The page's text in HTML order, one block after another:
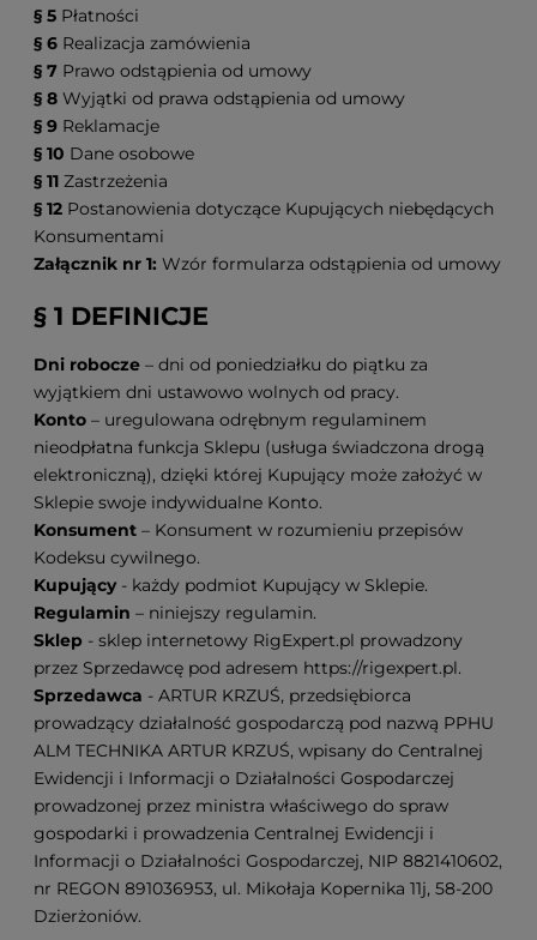
§ 5 Płatności
§ 6 Realizacja zamówienia
§ 7 Prawo odstąpienia od umowy
§ 8 Wyjątki od prawa odstąpienia od umowy
§ 9 Reklamacje
§ 10 Dane osobowe
§ 11 Zastrzeżenia
§ 12 Postanowienia dotyczące Kupujących niebędących
Konsumentami
Załącznik nr 1: Wzór formularza odstąpienia od umowy
§ 1 DEFINICJE
Dni robocze – dni od poniedziałku do piątku za
wyjątkiem dni ustawowo wolnych od pracy.
Konto – uregulowana odrębnym regulaminem
nieodpłatna funkcja Sklepu (usługa świadczona drogą
elektroniczną), dzięki której Kupujący może założyć w
Sklepie swoje indywidualne Konto.
Konsument – Konsument w rozumieniu przepisów
Kodeksu cywilnego.
Kupujący- każdy podmiot Kupujący w Sklepie.
Regulamin – niniejszy regulamin.
Sklep - sklep internetowy RigExpert.pl prowadzony
przez Sprzedawcę pod adresem https://rigexpert.pl.
Sprzedawca - ARTUR KRZUŚ, przedsiębiorca
prowadzący działalność gospodarczą pod nazwą PPHU
ALM TECHNIKA ARTUR KRZUŚ, wpisany do Centralnej
Ewidencji i Informacji o Działalności Gospodarczej
prowadzonej przez ministra właściwego do spraw
gospodarki i prowadzenia Centralnej Ewidencji i
Informacji o Działalności Gospodarczej, NIP 8821410602,
nr REGON 891036953, ul. Mikołaja Kopernika 11j, 58-200
Dzierżoniów.